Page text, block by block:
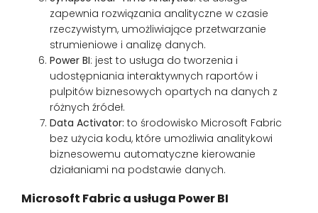
zapewnia rozwiązania analityczne w czasie
rzeczywistym, umożliwiające przetwarzanie
strumieniowe i analizę danych.
Power BI: jest to usługa do tworzenia i
udostępniania interaktywnych raportów i
pulpitów biznesowych opartych na danych z
różnych źródeł.
Data Activator: to środowisko Microsoft Fabric
bez użycia kodu, które umożliwia analitykowi
biznesowemu automatyczne kierowanie
działaniami na podstawie danych.
Microsoft Fabric a usługa Power BI